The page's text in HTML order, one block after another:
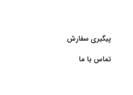
پیگیری سفارش
تماس با ما